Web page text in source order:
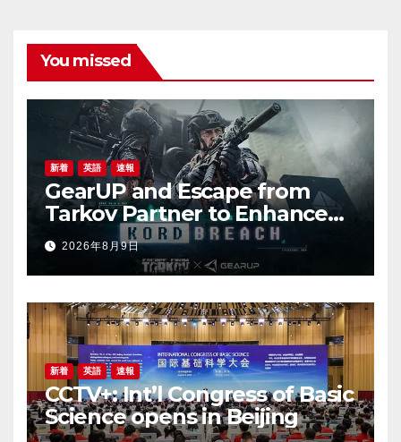
You missed
新着 英語 速報
GearUP and Escape from
Tarkov Partner to Enhance
Online Gaming Experience
for the New Season
2026年8月9日
新着 英語 速報
CCTV+: Int’l Congress of Basic
Science opens in Beijing